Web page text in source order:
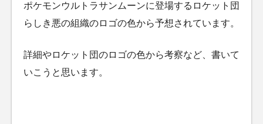
ポケモンウルトラサンムーンに登場するロケット団
らしき悪の組織のロゴの色から予想されています。
詳細やロケット団のロゴの色から考察など、書いて
いこうと思います。